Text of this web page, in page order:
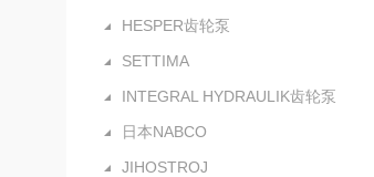
HESPER齿轮泵
SETTIMA
INTEGRAL HYDRAULIK齿轮泵
日本NABCO
JIHOSTROJ